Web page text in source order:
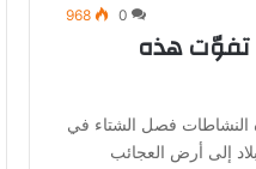
0
968
تفوّت هذه
النشاطات فصل الشتاء في
إلى أرض العجائب